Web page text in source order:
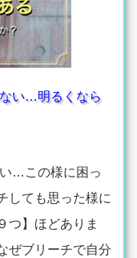
ない…明るくなら
…この様に困っ
しても思った様に
つ】ほどありま
ぜブリーチで自分